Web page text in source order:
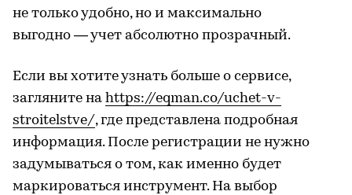
не только удобно, но и максимально
выгодно — учет абсолютно прозрачный.
Если вы хотите узнать больше о сервисе,
загляните на https://eqman.co/uchet-v-
stroitelstve/, где представлена подробная
информация. После регистрации не нужно
задумываться о том, как именно будет
маркироваться инструмент. На выбор